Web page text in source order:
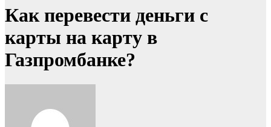
Как перевести деньги с
карты на карту в
Газпромбанке?